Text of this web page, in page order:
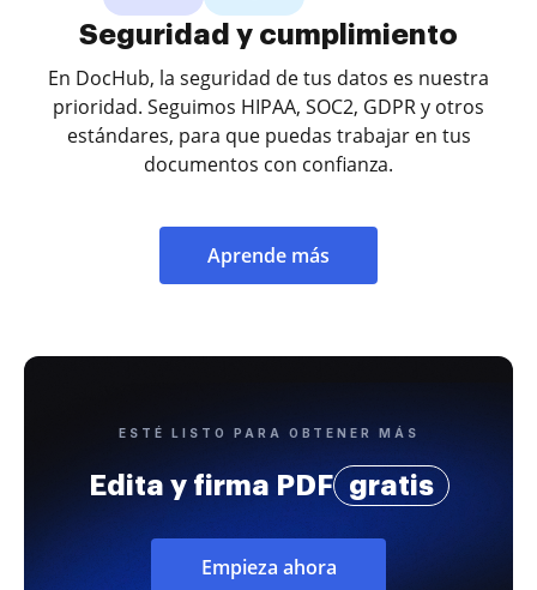
Seguridad y cumplimiento
En DocHub, la seguridad de tus datos es nuestra
prioridad. Seguimos HIPAA, SOC2, GDPR y otros
estándares, para que puedas trabajar en tus
documentos con confianza.
Aprende más
ESTÉ LISTO PARA OBTENER MÁS
Edita y firma PDF gratis
Empieza ahora